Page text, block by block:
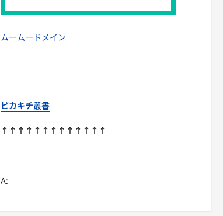
ムームードメイン
ピカキチ叢書
↑↑↑↑↑↑↑↑↑↑↑↑↑
A: